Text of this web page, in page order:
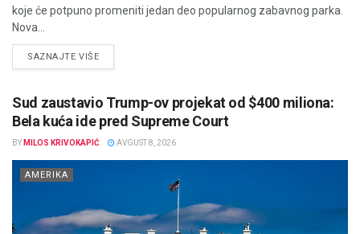
koje će potpuno promeniti jedan deo popularnog zabavnog parka.
Nova...
SAZNAJTE VIŠEDETAILS
Sud zaustavio Trump-ov projekat od $400 miliona:
Bela kuća ide pred Supreme Court
BY MILOS KRIVOKAPIĆ AVGUST 8, 2026
AMERIKA